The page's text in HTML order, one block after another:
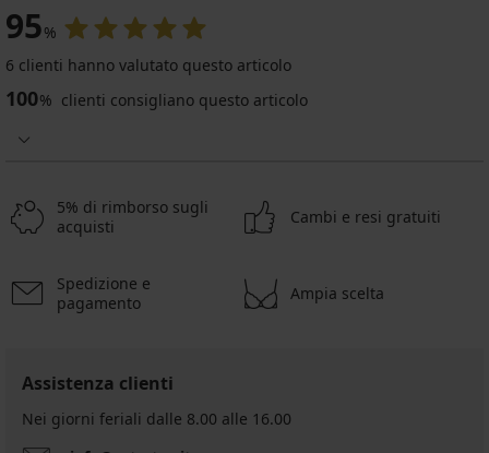
95%
6 clienti hanno valutato questo articolo
100% clienti consigliano questo articolo
5% di rimborso sugli
acquisti
Cambi e resi gratuiti
Spedizione e
pagamento
Ampia scelta
Assistenza clienti
Nei giorni feriali dalle 8.00 alle 16.00